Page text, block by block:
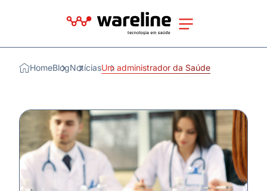
HomeBlogNotíciasUm administrador da Saúde